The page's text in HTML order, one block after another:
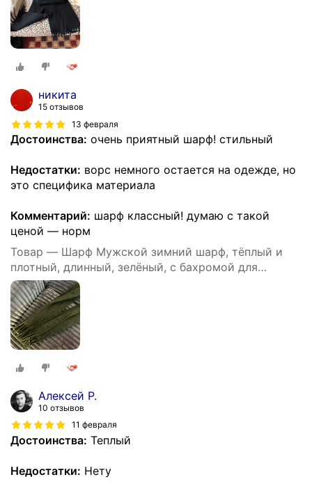
никита
15 отзывов
13 февраля
Достоинства: очень приятный шарф! стильный
Недостатки: ворс немного остается на одежде, но
это специфика материала
Комментарий: шарф классный! думаю с такой
ценой — норм
Товар — Шарф Мужской зимний шарф, тёплый и
плотный, длинный, зелёный, с бахромой для
мужчин,220х47 см
Алексей Р.
10 отзывов
11 февраля
Достоинства: Теплый
Недостатки: Нету